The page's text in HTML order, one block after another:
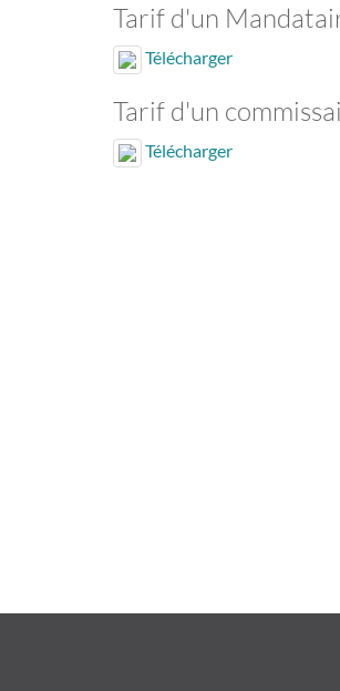
Tarif d'un
Télécharger
Tarif d'un
Télécharger